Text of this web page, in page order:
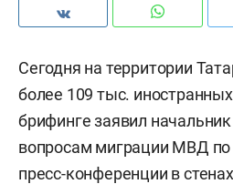
Сегодня на территории
более 109 тыс.
брифинге заявил
вопросам миграции МВД
пресс-конференции в